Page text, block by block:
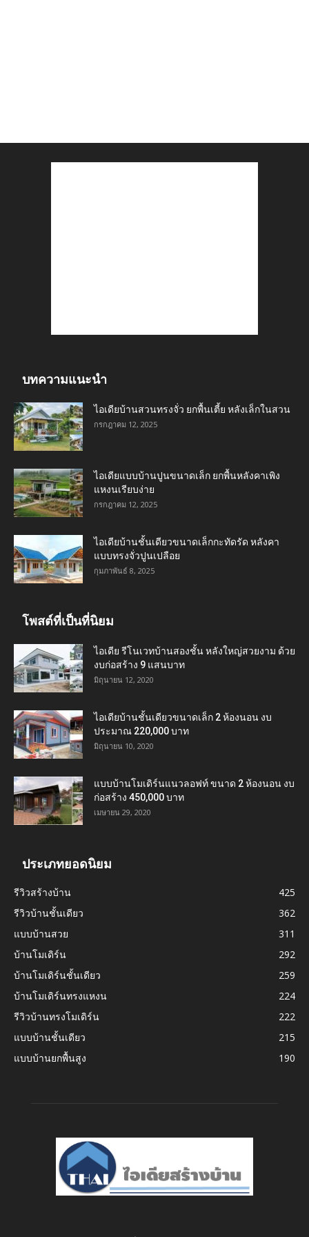
บทความแนะนำ
ไอเดียบ้านสวนทรงจั่ว ยกพื้นเตี้ย หลังเล็กในสวน
กรกฎาคม 12, 2025
ไอเดียแบบบ้านปูนขนาดเล็ก ยกพื้นหลังคาเพิง
แหงนเรียบง่าย
กรกฎาคม 12, 2025
ไอเดียบ้านชั้นเดียวขนาดเล็กกะทัดรัด หลังคา
แบบทรงจั่วปูนเปลือย
กุมภาพันธ์ 8, 2025
โพสต์ที่เป็นที่นิยม
ไอเดีย รีโนเวทบ้านสองชั้น หลังใหญ่สวยงาม ด้วย
งบก่อสร้าง 9 แสนบาท
มิถุนายน 12, 2020
ไอเดียบ้านชั้นเดียวขนาดเล็ก 2 ห้องนอน งบ
ประมาณ 220,000 บาท
มิถุนายน 10, 2020
แบบบ้านโมเดิร์นแนวลอฟท์ ขนาด 2 ห้องนอน งบ
ก่อสร้าง 450,000 บาท
เมษายน 29, 2020
ประเภทยอดนิยม
รีวิวสร้างบ้าน
425
รีวิวบ้านชั้นเดียว
362
แบบบ้านสวย
311
บ้านโมเดิร์น
292
บ้านโมเดิร์นชั้นเดียว
259
บ้านโมเดิร์นทรงแหงน
224
รีวิวบ้านทรงโมเดิร์น
222
แบบบ้านชั้นเดียว
215
แบบบ้านยกพื้นสูง
190